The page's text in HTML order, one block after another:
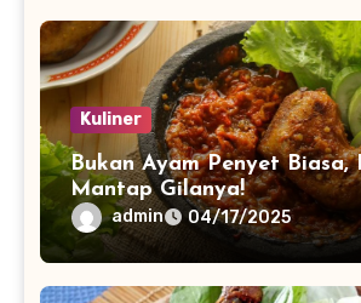
Kuliner
Bukan Ayam Penyet Biasa,
Mantap Gilanya!
admin 04/17/2025